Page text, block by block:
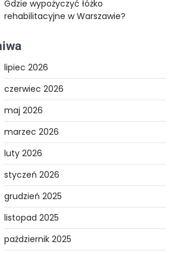
Gdzie wypożyczyć łóżko
rehabilitacyjne w Warszawie?
lipiec 2026
czerwiec 2026
maj 2026
marzec 2026
luty 2026
styczeń 2026
grudzień 2025
listopad 2025
październik 2025